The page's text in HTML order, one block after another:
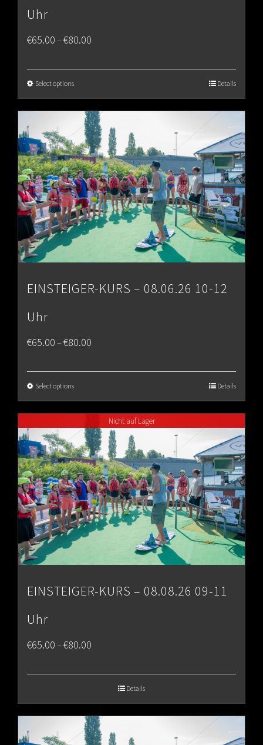
Uhr
€65.00–€80.00
€80.00
Select options Details
EINSTEIGER-KURS – 08.06.26 10-12
Uhr
€65.00–€80.00
€80.00
Select options Details
Nicht auf Lager
EINSTEIGER-KURS – 08.08.26 09-11
Uhr
€65.00–€80.00
€80.00
Details